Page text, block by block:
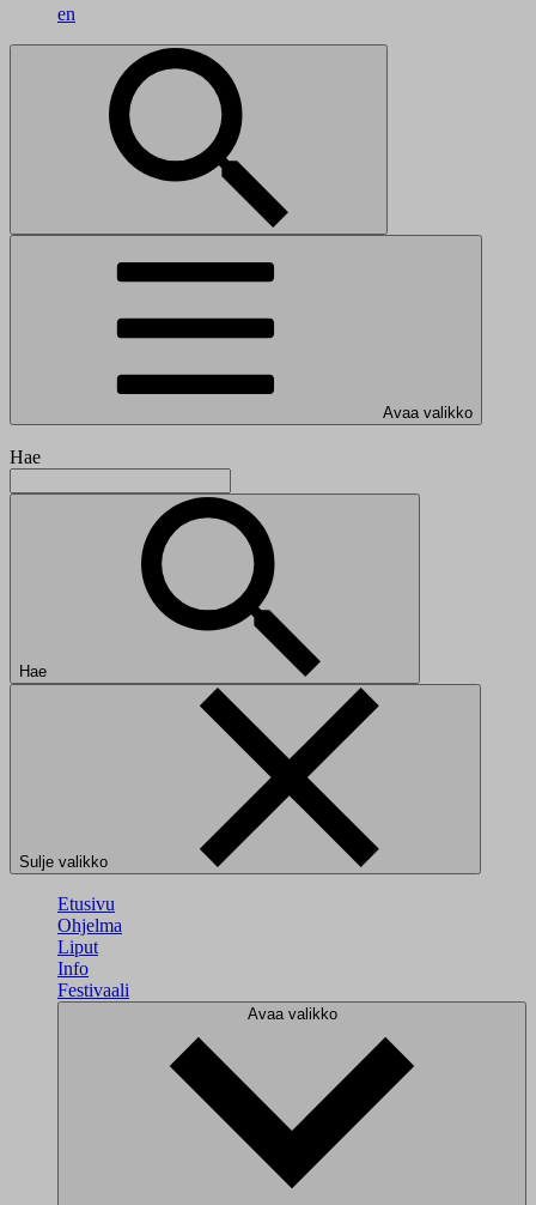
en
Avaa valikko
Hae
Hae
Sulje valikko
Etusivu
Ohjelma
Liput
Info
Festivaali
Avaa valikko